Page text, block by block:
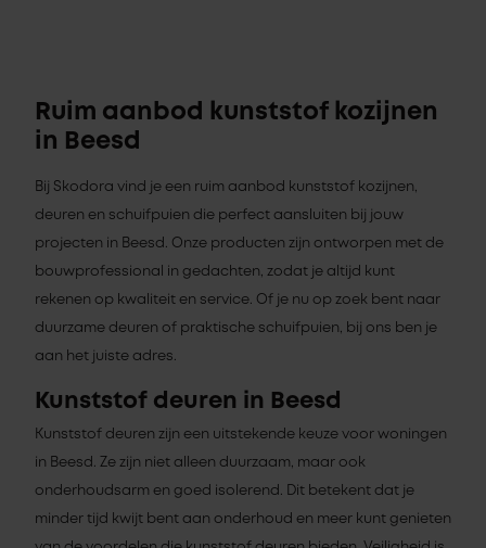
Ruim aanbod kunststof kozijnen
in Beesd
Bij Skodora vind je een ruim aanbod kunststof kozijnen,
deuren en schuifpuien die perfect aansluiten bij jouw
projecten in Beesd. Onze producten zijn ontworpen met de
bouwprofessional in gedachten, zodat je altijd kunt
rekenen op kwaliteit en service. Of je nu op zoek bent naar
duurzame deuren of praktische schuifpuien, bij ons ben je
aan het juiste adres.
Kunststof deuren in Beesd
Kunststof deuren zijn een uitstekende keuze voor woningen
in Beesd. Ze zijn niet alleen duurzaam, maar ook
onderhoudsarm en goed isolerend. Dit betekent dat je
minder tijd kwijt bent aan onderhoud en meer kunt genieten